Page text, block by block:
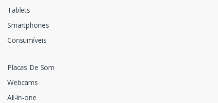
Tablets
Smartphones
Consumíveis
Placas De Som
Webcams
All-in-one